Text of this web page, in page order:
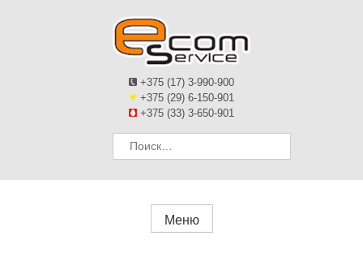
+375 (17) 3-990-900
+375 (29) 6-150-901
+375 (33) 3-650-901
Найти:
Меню